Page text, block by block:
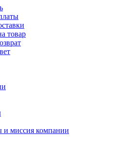
товар
миссия компании